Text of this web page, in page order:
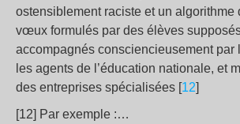
ostensiblement raciste et un algorithme
vœux formulés par des élèves
accompagnés consciencieusement par
les agents de l’éducation nationale, et
des entreprises spécialisées [12]
[12] Par exemple :…